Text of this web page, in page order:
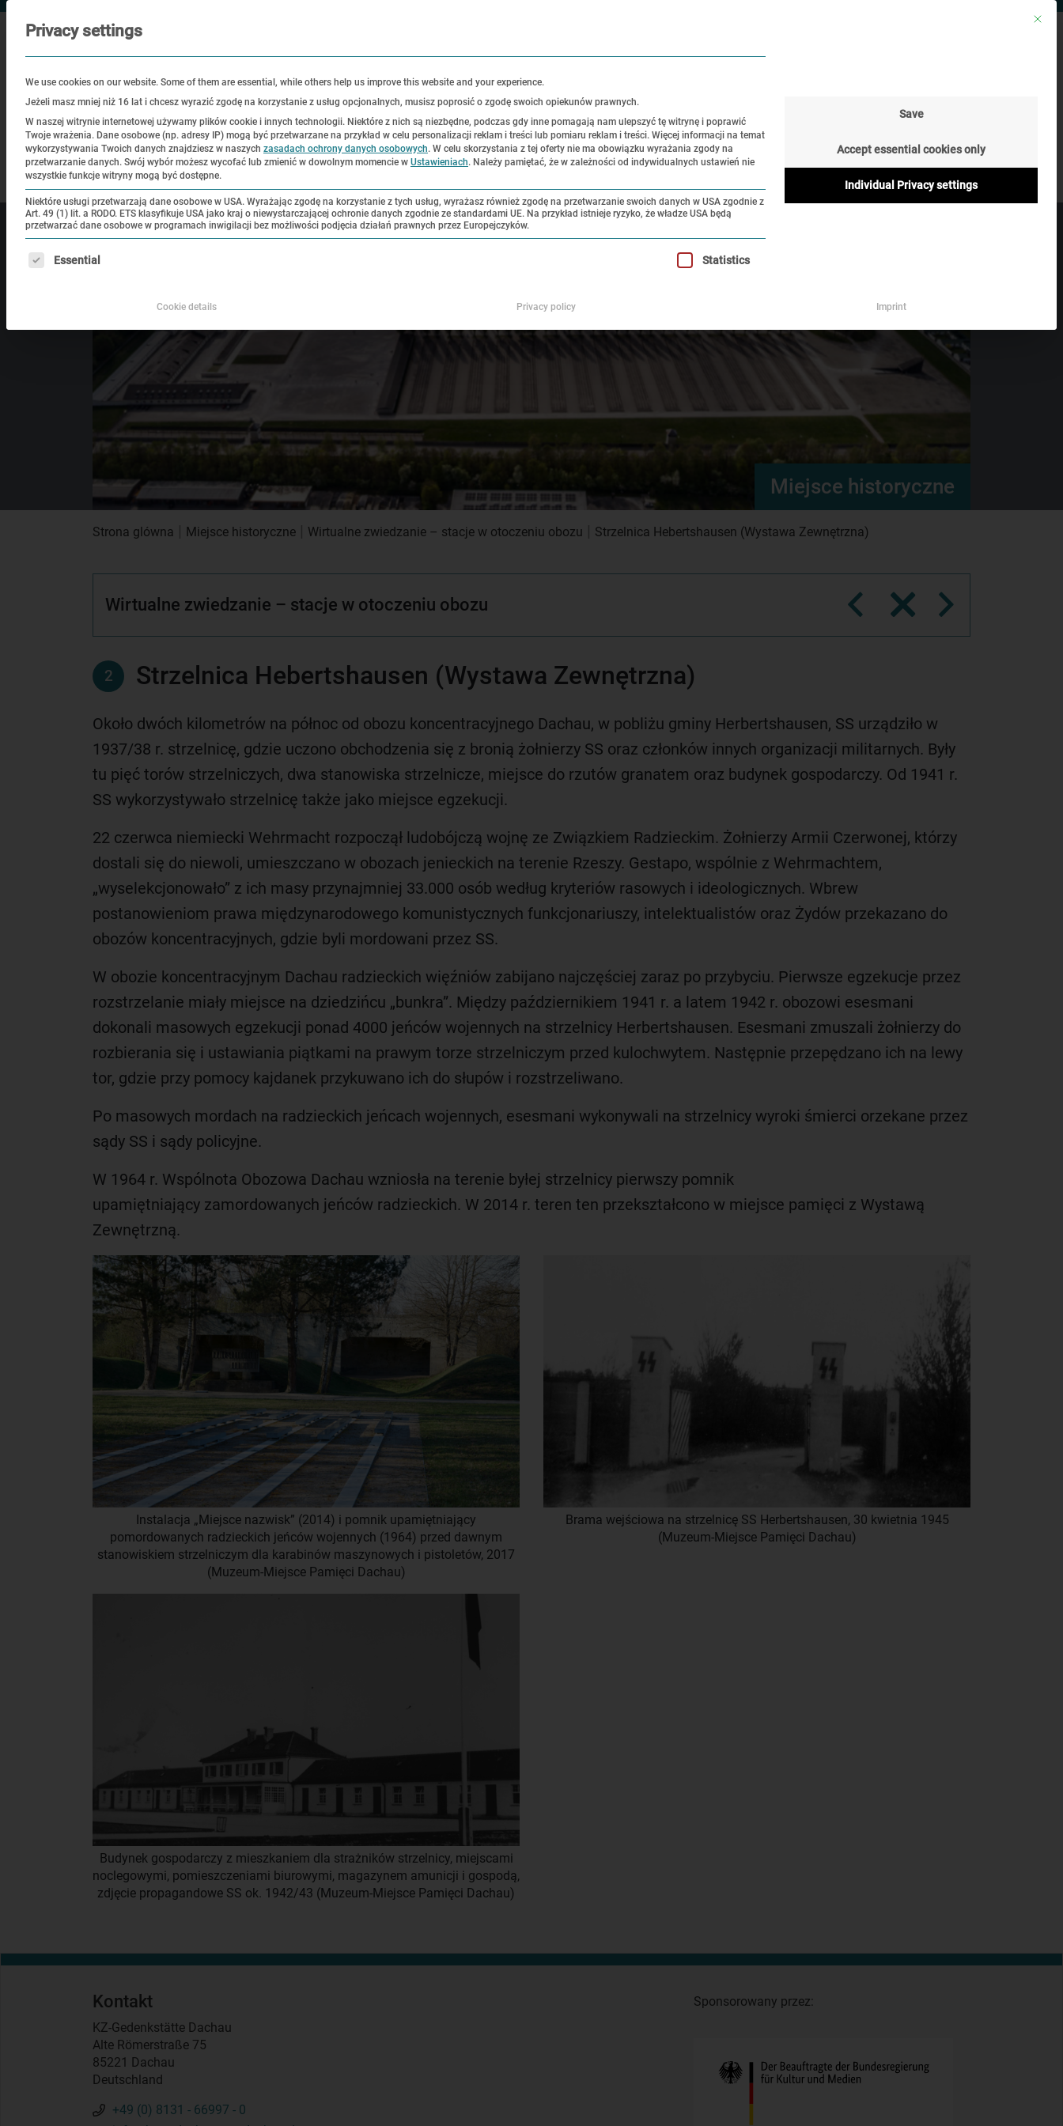
Zwiedzanie Edukacja Miejsce historyczne Ekspozycje Badania i zbiory Historia Online
Miejsce historyczne
Strona glówna Miejsce historyczne Wirtualne zwiedzanie – stacje w otoczeniu obozu Strzelnica Hebertshausen (Wystawa Zewnętrzna)
Wirtualne zwiedzanie – stacje w otoczeniu obozu
2 Strzelnica Hebertshausen (Wystawa Zewnętrzna)
Około dwóch kilometrów na północ od obozu koncentracyjnego Dachau, w pobliżu gminy Herbertshausen, SS urządziło w
1937/38 r. strzelnicę, gdzie uczono obchodzenia się z bronią żołnierzy SS oraz członków innych organizacji militarnych. Były
tu pięć torów strzelniczych, dwa stanowiska strzelnicze, miejsce do rzutów granatem oraz budynek gospodarczy. Od 1941 r.
SS wykorzystywało strzelnicę także jako miejsce egzekucji.
22 czerwca niemiecki Wehrmacht rozpoczął ludobójczą wojnę ze Związkiem Radzieckim. Żołnierzy Armii Czerwonej, którzy
dostali się do niewoli, umieszczano w obozach jenieckich na terenie Rzeszy. Gestapo, wspólnie z Wehrmachtem,
„wyselekcjonowało” z ich masy przynajmniej 33.000 osób według kryteriów rasowych i ideologicznych. Wbrew
postanowieniom prawa międzynarodowego komunistycznych funkcjonariuszy, intelektualistów oraz Żydów przekazano do
obozów koncentracyjnych, gdzie byli mordowani przez SS.
W obozie koncentracyjnym Dachau radzieckich więźniów zabijano najczęściej zaraz po przybyciu. Pierwsze egzekucje przez
rozstrzelanie miały miejsce na dziedzińcu „bunkra”. Między październikiem 1941 r. a latem 1942 r. obozowi esesmani
dokonali masowych egzekucji ponad 4000 jeńców wojennych na strzelnicy Herbertshausen. Esesmani zmuszali żołnierzy do
rozbierania się i ustawiania piątkami na prawym torze strzelniczym przed kulochwytem. Następnie przepędzano ich na lewy
tor, gdzie przy pomocy kajdanek przykuwano ich do słupów i rozstrzeliwano.
Po masowych mordach na radzieckich jeńcach wojennych, esesmani wykonywali na strzelnicy wyroki śmierci orzekane przez
sądy SS i sądy policyjne.
W 1964 r. Wspólnota Obozowa Dachau wzniosła na terenie byłej strzelnicy pierwszy pomnik
upamiętniający zamordowanych jeńców radzieckich. W 2014 r. teren ten przekształcono w miejsce pamięci z Wystawą
Zewnętrzną.
Instalacja „Miejsce nazwisk” (2014) i pomnik upamiętniający
pomordowanych radzieckich jeńców wojennych (1964) przed dawnym
stanowiskiem strzelniczym dla karabinów maszynowych i pistoletów, 2017
(Muzeum-Miejsce Pamięci Dachau)
Brama wejściowa na strzelnicę SS Herbertshausen, 30 kwietnia 1945
(Muzeum-Miejsce Pamięci Dachau)
Budynek gospodarczy z mieszkaniem dla strażników strzelnicy, miejscami
noclegowymi, pomieszczeniami biurowymi, magazynem amunicji i gospodą,
zdjęcie propagandowe SS ok. 1942/43 (Muzeum-Miejsce Pamięci Dachau)
Kontakt
KZ-Gedenkstätte Dachau
Alte Römerstraße 75
85221 Dachau
Deutschland
+49 (0) 8131 - 66997 - 0
Sponsorowany przez:
Mit
Privacy settings
We use cookies on our website. Some of them are essential, while others help us improve this website and your experience.
Jeżeli masz mniej niż 16 lat i chcesz wyrazić zgodę na korzystanie z usług opcjonalnych, musisz poprosić o zgodę swoich opiekunów prawnych.
W naszej witrynie internetowej używamy plików cookie i innych technologii. Niektóre z nich są niezbędne, podczas gdy inne pomagają nam ulepszyć tę witrynę i poprawić
Twoje wrażenia. Dane osobowe (np. adresy IP) mogą być przetwarzane na przykład w celu personalizacji reklam i treści lub pomiaru reklam i treści. Więcej informacji na temat
wykorzystywania Twoich danych znajdziesz w naszych zasadach ochrony danych osobowych. W celu skorzystania z tej oferty nie ma obowiązku wyrażania zgody na
przetwarzanie danych. Swój wybór możesz wycofać lub zmienić w dowolnym momencie w Ustawieniach. Należy pamiętać, że w zależności od indywidualnych ustawień nie
wszystkie funkcje witryny mogą być dostępne.
Niektóre usługi przetwarzają dane osobowe w USA. Wyrażając zgodę na korzystanie z tych usług, wyrażasz również zgodę na przetwarzanie swoich danych w USA zgodnie z
Art. 49 (1) lit. a RODO. ETS klasyfikuje USA jako kraj o niewystarczającej ochronie danych zgodnie ze standardami UE. Na przykład istnieje ryzyko, że władze USA będą
przetwarzać dane osobowe w programach inwigilacji bez możliwości podjęcia działań prawnych przez Europejczyków.
Poniżej znajduje się lista grup usług, dla których można udzielić zgody. Pierwsza grupa usług jest niezbędna i nie można jej odznaczyć.
Essential Statistics
Save
Accept essential cookies only
Individual Privacy settings
Cookie details Privacy policy Imprint